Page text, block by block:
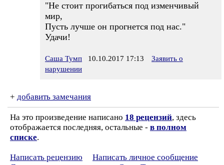
"Не стоит прогибаться под изменчивый
мир,
Пусть лучше он прогнется под нас."
Удачи!
Саша Тумп 10.10.2017 17:13
Заявить о
нарушении
+ добавить замечания
На это произведение написано 18 рецензий, здесь
отображается последняя, остальные - в полном
списке.
Написать рецензию
Написать личное сообщение